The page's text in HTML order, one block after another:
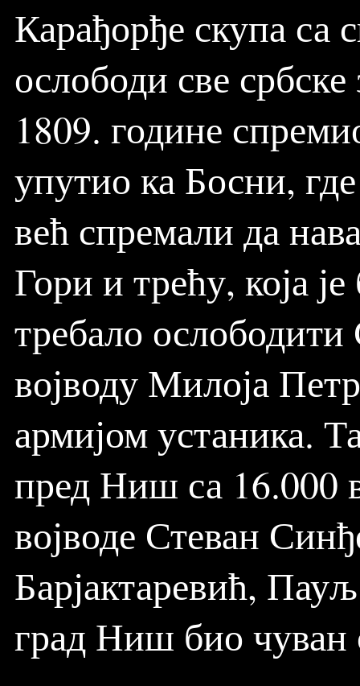
Карађорђе скупа са
ослободи све
1809. године
упутио ка Босни,
већ спремали да
Гори и трећу, која
требало
војводу Милоја
армијом устаника.
пред Ниш са 16.000
војводе Стеван
Барјактаревић,
град Ниш био чуван